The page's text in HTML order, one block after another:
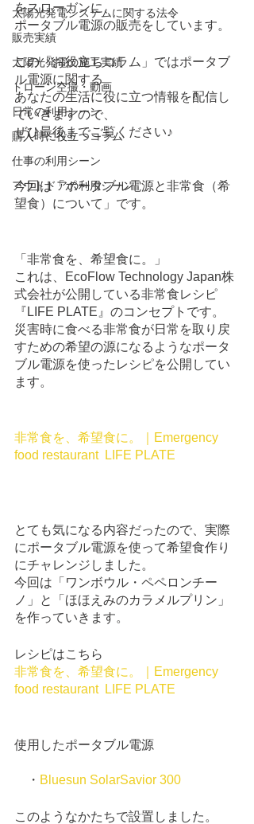
太陽光発電システムに関する法令
販売実績
太陽光発電の施工実績
ドローン空撮・動画
日常の利用シーン
購入時に役立つコラム
仕事の利用シーン
アウトドアの利用シーン
をスローガンに、
ポータブル電源の販売をしています。
この「お役立ちコラム」ではポータブ
ル電源に関する
あなたの生活に役に立つ情報を配信し
ていきますので、
ぜひ最後までご覧ください♪
今回は「ポータブル電源と非常食（希
望食）について」です。
「非常食を、希望食に。」
これは、EcoFlow Technology Japan株
式会社が公開している非常食レシピ
『LIFE PLATE』のコンセプトです。
災害時に食べる非常食が日常を取り戻
すための希望の源になるようなポータ
ブル電源を使ったレシピを公開してい
ます。
非常食を、希望食に。｜Emergency
food restaurant  LIFE PLATE
とても気になる内容だったので、実際
にポータブル電源を使って希望食作り
にチャレンジしました。
今回は「ワンボウル・ペペロンチー
ノ」と「ほほえみのカラメルプリン」
を作っていきます。
レシピはこちら
非常食を、希望食に。｜Emergency
food restaurant  LIFE PLATE
使用したポータブル電源
・ Bluesun SolarSavior 300
このようなかたちで設置しました。